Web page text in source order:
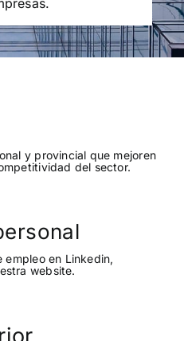
y provincial que mejoren
del sector.
empleo en Linkedin,
website.